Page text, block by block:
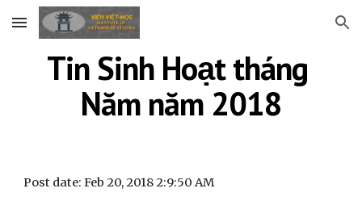
Skip to main content Skip to navigation
Tin Sinh Hoạt tháng
Năm năm 2018
Post date: Feb 20, 2018 2:9:50 AM